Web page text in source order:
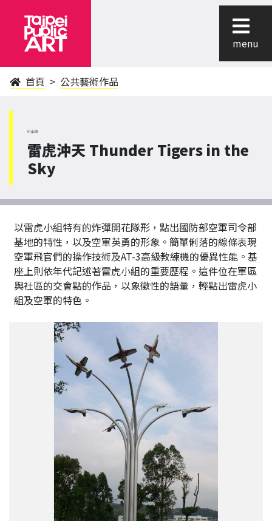
menu
首頁 公共藝術作品
中山區
雷虎沖天 Thunder Tigers in the
Sky
以雷虎小組特有的炸彈開花隊形，點出國防部空軍司令部
基地的特性，以及空軍英勇的形象。簡單俐落的線條表現
空軍飛官們的操作技術及AT-3高級教練機的優異性能。基
座上則依年代記述著雷虎小組的重要歷程。這件位在軍區
與社區的交會點的作品，以象徵性的語彙，輕點出雷虎小
組及空軍的特色。